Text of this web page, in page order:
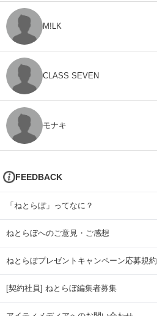
M!LK
CLASS SEVEN
モナキ
FEEDBACK
「ねとらぼ」ってなに？
ねとらぼへのご意見・ご感想
ねとらぼプレゼントキャンペーン応募規約
[契約社員] ねとらぼ編集者募集